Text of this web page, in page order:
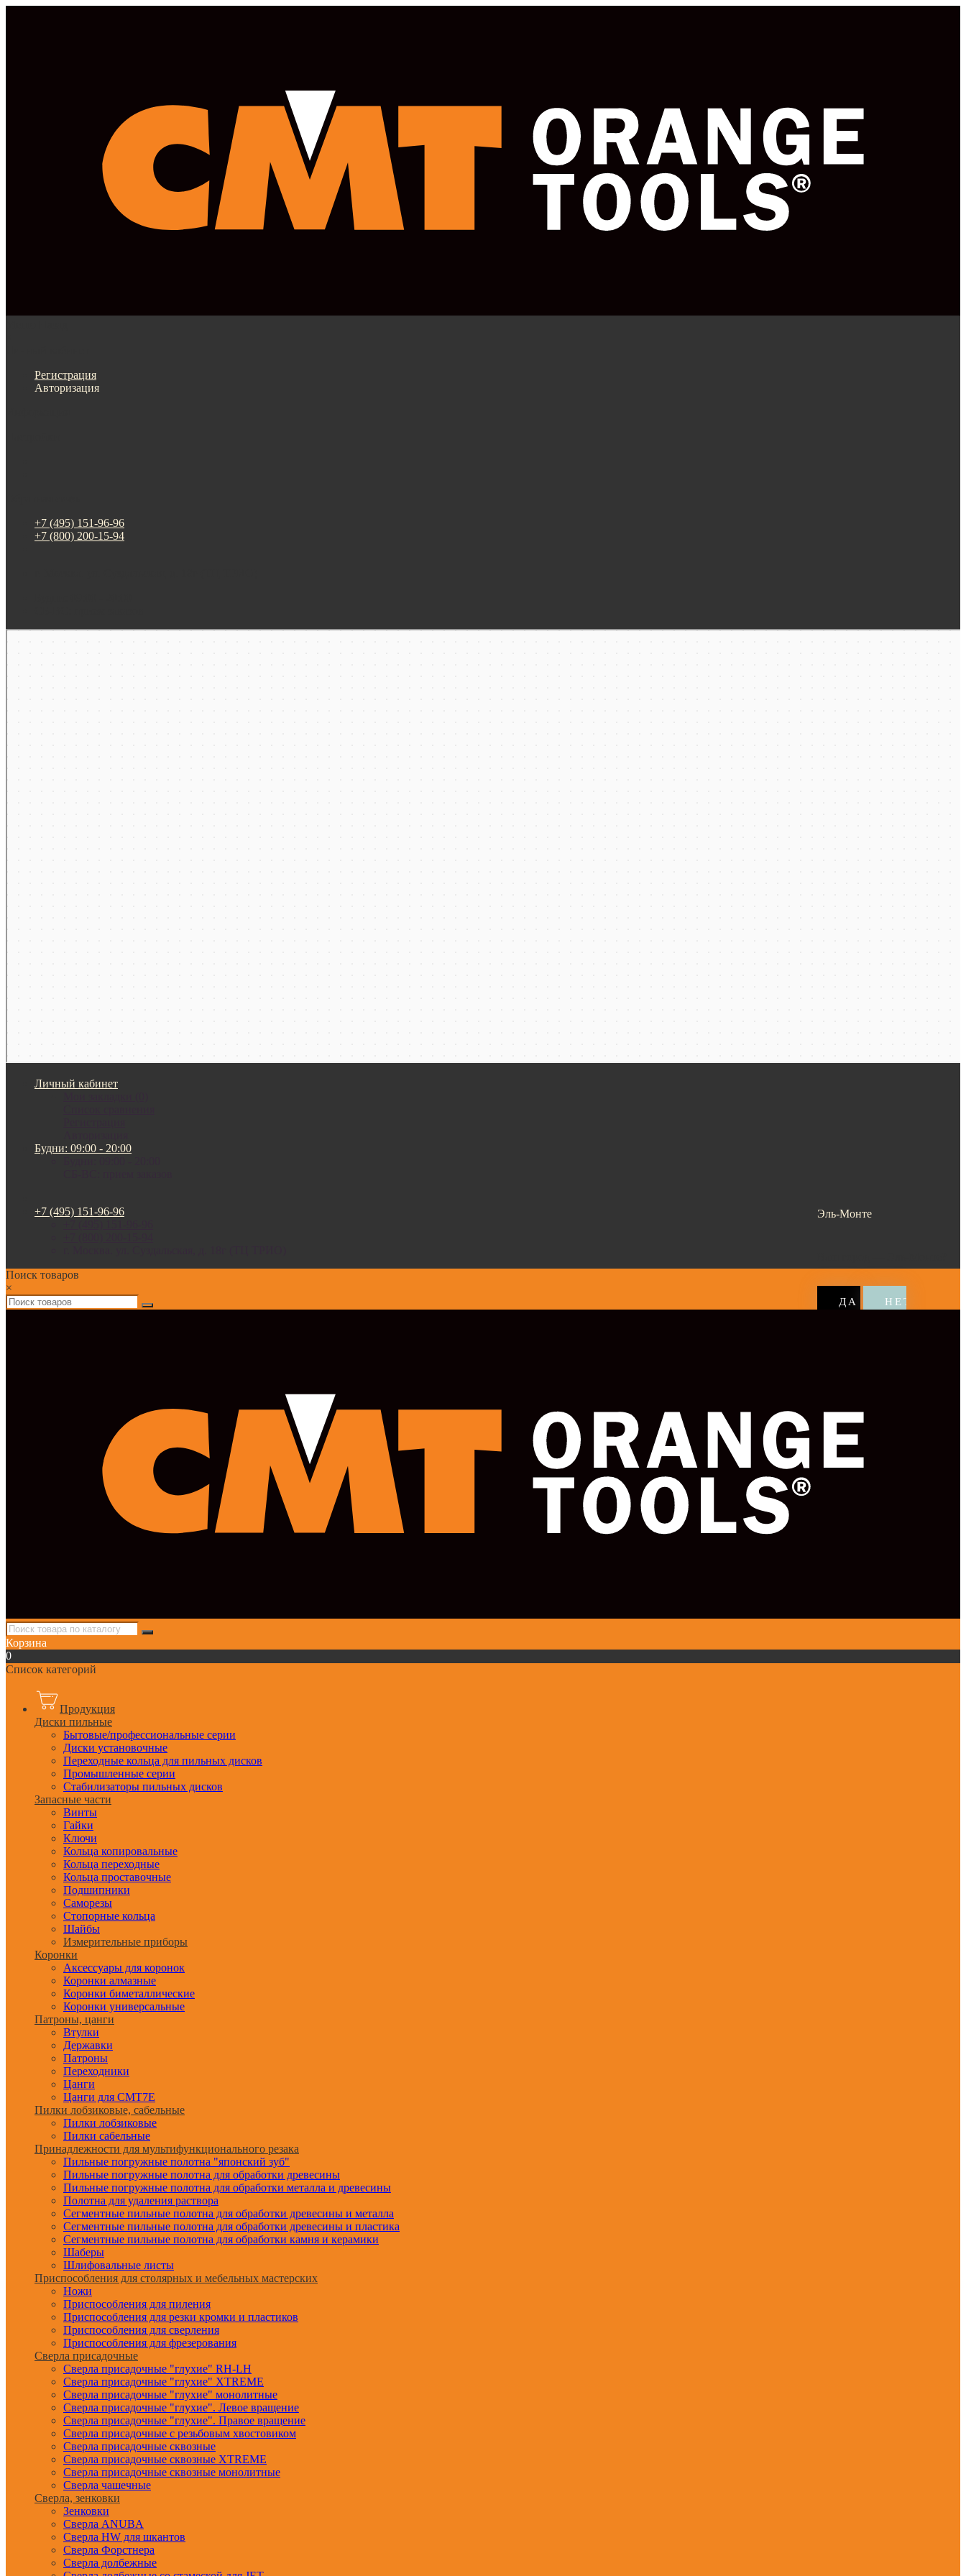
Регистрация
Авторизация
+7 (495) 151-96-96
+7 (800) 200-15-94
Москва
Личный кабинет
Будни: 09:00 - 20:00
Эль-Монте
+7 (495) 151-96-96
Поиск товаров
×
Корзина
0
Список категорий
Продукция
Диски пильные
Бытовые/профессиональные серии
Диски установочные
Переходные кольца для пильных дисков
Промышленные серии
Стабилизаторы пильных дисков
Запасные части
Винты
Гайки
Ключи
Кольца копировальные
Кольца переходные
Кольца проставочные
Подшипники
Саморезы
Стопорные кольца
Шайбы
Измерительные приборы
Коронки
Аксессуары для коронок
Коронки алмазные
Коронки биметаллические
Коронки универсальные
Патроны, цанги
Втулки
Державки
Патроны
Переходники
Цанги
Цанги для CMT7E
Пилки лобзиковые, сабельные
Пилки лобзиковые
Пилки сабельные
Принадлежности для мультифункционального резака
Пильные погружные полотна "японский зуб"
Пильные погружные полотна для обработки древесины
Пильные погружные полотна для обработки металла и древесины
Полотна для удаления раствора
Сегментные пильные полотна для обработки древесины и металла
Сегментные пильные полотна для обработки древесины и пластика
Сегментные пильные полотна для обработки камня и керамики
Шаберы
Шлифовальные листы
Приспособления для столярных и мебельных мастерских
Ножи
Приспособления для пиления
Приспособления для резки кромки и пластиков
Приспособления для сверления
Приспособления для фрезерования
Сверла присадочные
Сверла присадочные "глухие" RH-LH
Сверла присадочные "глухие" XTREME
Сверла присадочные "глухие" монолитные
Сверла присадочные "глухие". Левое вращение
Сверла присадочные "глухие". Правое вращение
Сверла присадочные с резьбовым хвостовиком
Сверла присадочные сквозные
Сверла присадочные сквозные XTREME
Сверла присадочные сквозные монолитные
Сверла чашечные
Сверла, зенковки
Зенковки
Сверла ANUBA
Сверла HW для шкантов
Сверла Форстнера
Сверла долбежные